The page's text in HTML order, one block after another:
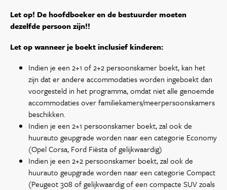
Let op! De hoofdboeker en de bestuurder moeten
dezelfde persoon zijn!!
Let op wanneer je boekt inclusief kinderen:
Indien je een 2+1 of 2+2 persoonskamer boekt, kan het
zijn dat er andere accommodaties worden ingeboekt dan
voorgesteld in het programma, omdat niet alle genoemde
accommodaties over familiekamers/meerpersoonskamers
beschikken.
Indien je een 2+1 persoonskamer boekt, zal ook de
huurauto geupgrade worden naar een categorie Economy
(Opel Corsa, Ford Fiësta of gelijkwaardig)
Indien je een 2+2 persoonskamer boekt, zal ook de
huurauto geupgrade worden naar een categorie Compact
(Peugeot 308 of gelijkwaardig of een compacte SUV zoals